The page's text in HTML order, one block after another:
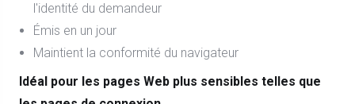
l'identité du demandeur
Émis en un jour
Maintient la conformité du navigateur
Idéal pour les pages Web plus sensibles telles que